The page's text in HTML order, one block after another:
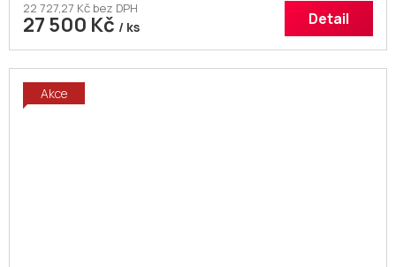
22 727,27 Kč bez DPH
27 500 Kč / ks Detail
Akce